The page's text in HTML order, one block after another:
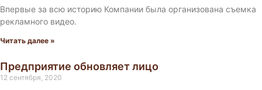
Впервые за всю историю Компании была организована съемка
рекламного видео.
Читать далее »
Предприятие обновляет лицо
12 сентября, 2020